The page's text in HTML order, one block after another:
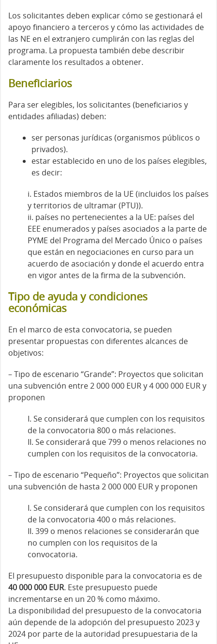
Los solicitantes deben explicar cómo se gestionará el
apoyo financiero a terceros y cómo las actividades de
las NE en el extranjero cumplirán con las reglas del
programa. La propuesta también debe describir
claramente los resultados a obtener.
Beneficiarios
Para ser elegibles, los solicitantes (beneficiarios y
entidades afiliadas) deben:
ser personas jurídicas (organismos públicos o
privados).
estar establecido en uno de los países elegibles,
es decir:
i. Estados miembros de la UE (incluidos los países
y territorios de ultramar (PTU)).
ii. países no pertenecientes a la UE: países del
EEE enumerados y países asociados a la parte de
PYME del Programa del Mercado Único o países
que están en negociaciones en curso para un
acuerdo de asociación y donde el acuerdo entra
en vigor antes de la firma de la subvención.
Tipo de ayuda y condiciones
económicas
En el marco de esta convocatoria, se pueden
presentar propuestas con diferentes alcances de
objetivos:
– Tipo de escenario “Grande”: Proyectos que solicitan
una subvención entre 2 000 000 EUR y 4 000 000 EUR y
proponen
I. Se considerará que cumplen con los requisitos
de la convocatoria 800 o más relaciones.
II. Se considerará que 799 o menos relaciones no
cumplen con los requisitos de la convocatoria.
– Tipo de escenario “Pequeño”: Proyectos que solicitan
una subvención de hasta 2 000 000 EUR y proponen
I. Se considerará que cumplen con los requisitos
de la convocatoria 400 o más relaciones.
II. 399 o menos relaciones se considerarán que
no cumplen con los requisitos de la
convocatoria.
El presupuesto disponible para la convocatoria es de
40 000 000 EUR. Este presupuesto puede
incrementarse en un 20 % como máximo.
La disponibilidad del presupuesto de la convocatoria
aún depende de la adopción del presupuesto 2023 y
2024 por parte de la autoridad presupuestaria de la